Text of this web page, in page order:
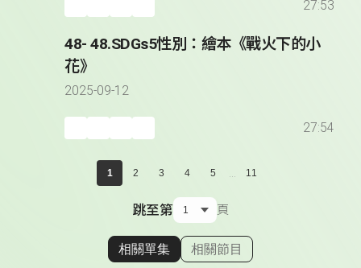
27:53
48- 48.SDGs5性別：繪本《戰火下的小
花》
2025-09-12
27:54
1 2 3 4 5 ... 11
跳至第 頁
顯示相關單集
相關單集 相關節目